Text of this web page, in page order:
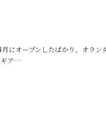
にオープンしたばかり、オラン
ギア…